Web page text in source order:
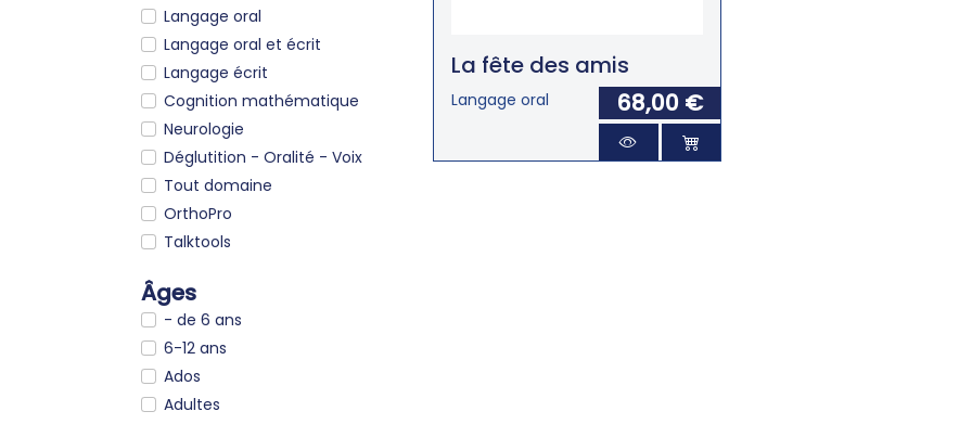
Langage oral
Langage oral et écrit
Langage écrit
Cognition mathématique
Neurologie
Déglutition - Oralité - Voix
Tout domaine
OrthoPro
Talktools
Âges
- de 6 ans
6-12 ans
Ados
Adultes
La fête des amis
Langage oral 68,00 €